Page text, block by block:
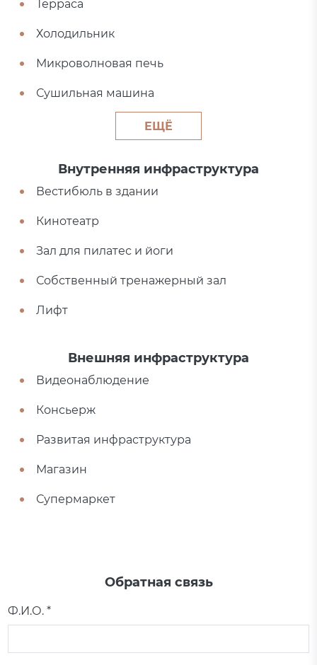
Терраса
Холодильник
Микроволновая печь
Сушильная машина
ЕЩЁ
Внутренняя инфраструктура
Вестибюль в здании
Кинотеатр
Зал для пилатес и йоги
Собственный тренажерный зал
Лифт
Внешняя инфраструктура
Видеонаблюдение
Консьерж
Развитая инфраструктура
Магазин
Супермаркет
Обратная связь
Ф.И.О. *